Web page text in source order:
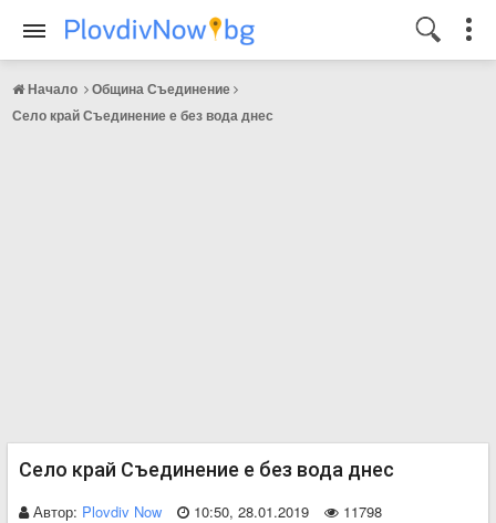
Начало
Община Съединение
Село край Съединение е без вода днес
Село край Съединение е без вода днес
Автор: Plovdiv Now 10:50, 28.01.2019 11798